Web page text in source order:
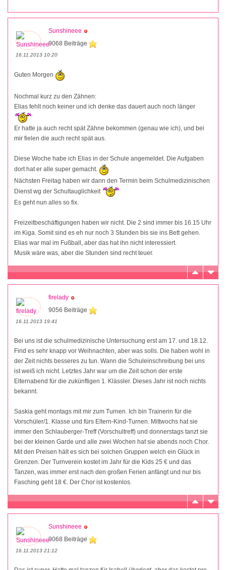
Sunshineee
9068 Beiträge
16.11.2013 10:20
Guten Morgen
Nochmal kurz zu den Zähnen:
Elias fehlt noch keiner und ich denke das dauert auch noch länger
Er hatte ja auch recht spät Zähne bekommen (genau wie ich), und bei
mir fielen die auch recht spät aus.
Diese Woche habe ich Elias in der Schule angemeldet. Die Aufgaben
dort hat er alle super gemacht.
Nächsten Freitag haben wir dann den Termin beim Schulmedizinischen
Dienst wg der Schultauglichkeit
Es geht nun alles so fix.
Freizeitbeschäftigungen haben wir nicht. Die 2 sind immer bis 16.15 Uhr
im Kiga. Somit sind es eh nur noch 3 Stunden bis sie ins Bett gehen.
Elias war mal im Fußball, aber das hat ihn nicht interessiert.
Musik wäre was, aber die Stunden sind recht teuer.
firelady
9056 Beiträge
16.11.2013 19:41
Bei uns ist die schulmedizinische Untersuchung erst am 17. und 18.12.
Find es sehr knapp vor Weihnachten, aber was solls. Die haben wohl in
der Zeit nichts besseres zu tun. Wann die Schuleinschreibung bei uns
ist weiß ich nicht. Letztes Jahr war um die Zeit schon der erste
Elternabend für die zukünftigen 1. Klässler. Dieses Jahr ist noch nichts
bekannt.
Saskia geht montags mit mir zum Turnen. Ich bin Trainerin für die
Vorschüler/1. Klasse und fürs Eltern-Kind-Turnen. Mittwochs hat sie
immer den Schlauberger-Treff (Vorschultreff) und donnerstags tanzt sie
bei der kleinen Garde und alle zwei Wochen hat sie abends noch Chor.
Mit den Preisen hält es sich bei solchen Gruppen welch ein Glück in
Grenzen. Der Turnverein kostet im Jahr für die Kids 25 € und das
Tanzen, was immer erst nach den großen Ferien anfängt und nur bis
Fasching geht 18 €. Der Chor ist kostenlos.
Sunshineee
9068 Beiträge
16.11.2013 21:12